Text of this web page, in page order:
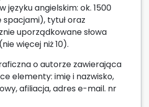
języku angielskim: ok. 1500
spacjami), tytuł oraz
uporządkowane słowa
więcej niż 10).
o autorze zawierająca
elementy: imię i nazwisko,
afiliacja, adres e-mail. nr